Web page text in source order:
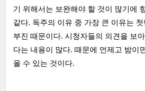
기 위해서는 보완해야 할 것이 많기에
같다. 독주의 이유 중 가장 큰 이유는
부진 때문이다. 시청자들의 의견을 보
다는 내용이 많다. 때문에 언제고 밤이
올 수 있는 것이다.